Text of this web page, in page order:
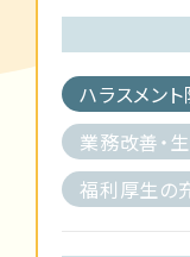
ハラスメン
業務改善・
福利厚生の